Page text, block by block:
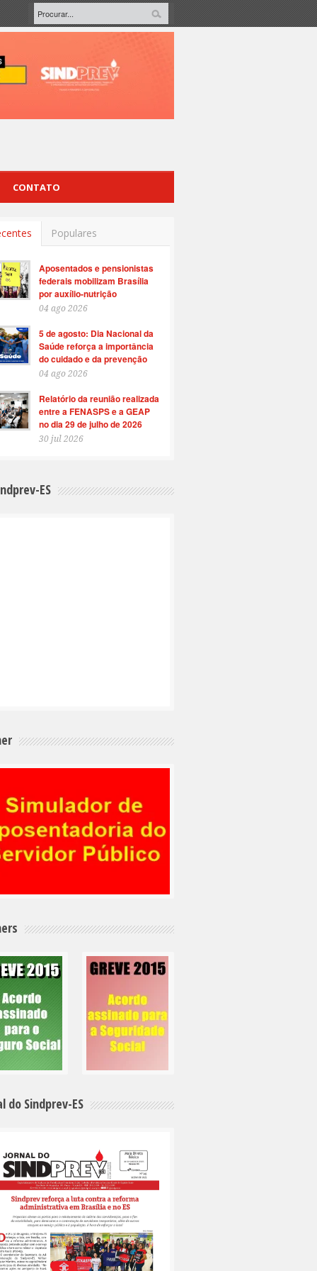
CONTATO
Populares
Aposentados e pensionistas
federais mobilizam Brasília
por auxílio-nutrição
04 ago 2026
5 de agosto: Dia Nacional da
Saúde reforça a importância
do cuidado e da prevenção
04 ago 2026
Relatório da reunião realizada
entre a FENASPS e a GEAP
no dia 29 de julho de 2026
30 jul 2026
ES
do Sindprev-ES